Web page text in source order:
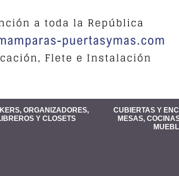
ORGANIZADORES,
Y CLOSETS
CUBIERTAS Y
MESAS,